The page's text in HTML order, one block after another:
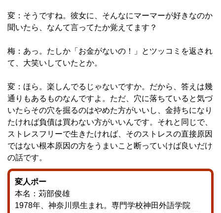
変：そうですね。彼女に、そんなにマーマーが好きなのか
聞いたら、なんて言ってたか覚えてます？
梅：あっ。たしか「お金がないの！」とツッコミを返され
て、大笑いしていたとか。
変：ほら。楽しんでるじゃないですか。だから、答えは幾
通りもあるものなんですよ。ただ、穴に落ちていると気づ
いたらその穴を掘るのはやめた方がいいし、金持ちになり
たければ負債は買わない方がいいんです。それと同じで、
ストレスフリーで生きたければ、そのストレスの直接原因
ではない根本原因の方をうまいこと断っていけば良いだけ
の話です。
変人ポー
本名：苅部俊雄
1978年、神奈川県生まれ。専門学校神田外語学院